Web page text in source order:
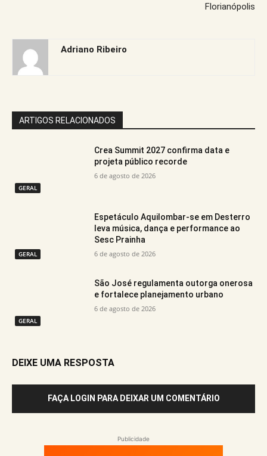
Florianópolis
Adriano Ribeiro
ARTIGOS RELACIONADOS
GERAL
Crea Summit 2027 confirma data e
projeta público recorde
6 de agosto de 2026
GERAL
Espetáculo Aquilombar-se em Desterro
leva música, dança e performance ao
Sesc Prainha
6 de agosto de 2026
GERAL
São José regulamenta outorga onerosa
e fortalece planejamento urbano
6 de agosto de 2026
DEIXE UMA RESPOSTA
FAÇA LOGIN PARA DEIXAR UM COMENTÁRIO
Publicidade